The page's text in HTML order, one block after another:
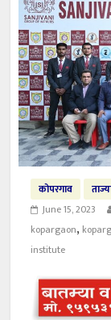
कोपरगाव
June 15, 2023
kopargaon,
institute